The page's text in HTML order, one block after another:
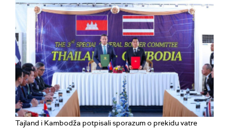
Tajland i Kambodža potpisali sporazum o prekidu vatre